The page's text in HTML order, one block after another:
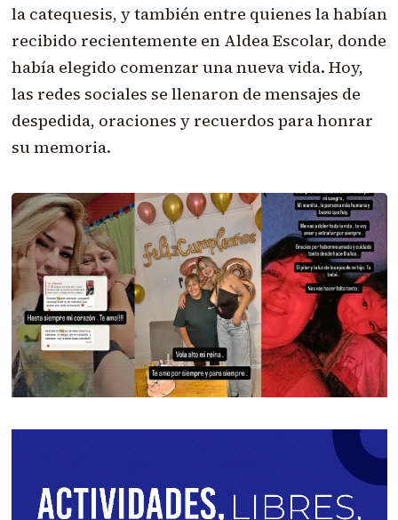
la catequesis, y también entre quienes la habían
recibido recientemente en Aldea Escolar, donde
había elegido comenzar una nueva vida. Hoy,
las redes sociales se llenaron de mensajes de
despedida, oraciones y recuerdos para honrar
su memoria.